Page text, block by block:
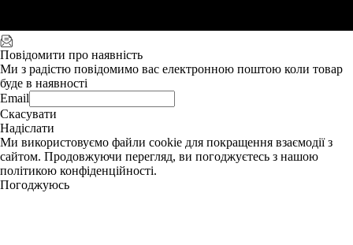
Повідомити про наявність
Ми з радістю повідомимо вас електронною поштою коли товар
буде в наявності
Email
Скасувати
Надіслати
Ми використовуємо файли cookie для покращення взаємодії з
сайтом. Продовжуючи перегляд, ви погоджуєтесь з нашою
політикою конфіденційності.
Погоджуюсь